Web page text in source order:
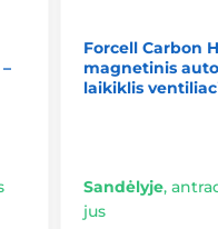
Forcell Carbon
magnetinis
laikiklis
Sandėlyje,
jus